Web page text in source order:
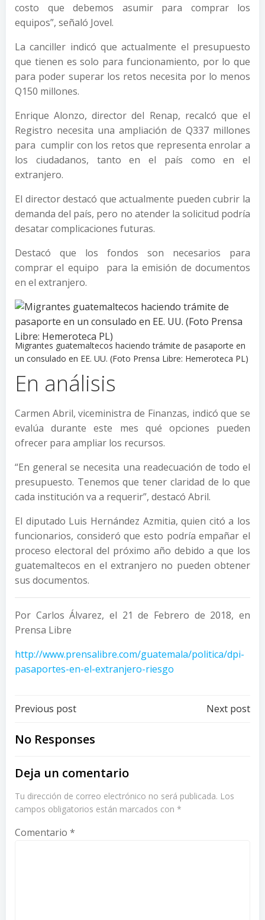
costo que debemos asumir para comprar los
equipos”, señaló Jovel.
La canciller indicó que actualmente el presupuesto
que tienen es solo para funcionamiento, por lo que
para poder superar los retos necesita por lo menos
Q150 millones.
Enrique Alonzo, director del Renap, recalcó que el
Registro necesita una ampliación de Q337 millones
para cumplir con los retos que representa enrolar a
los ciudadanos, tanto en el país como en el
extranjero.
El director destacó que actualmente pueden cubrir la
demanda del país, pero no atender la solicitud podría
desatar complicaciones futuras.
Destacó que los fondos son necesarios para
comprar el equipo para la emisión de documentos
en el extranjero.
Migrantes guatemaltecos haciendo trámite de pasaporte en
un consulado en EE. UU. (Foto Prensa Libre: Hemeroteca PL)
En análisis
Carmen Abril, viceministra de Finanzas, indicó que se
evalúa durante este mes qué opciones pueden
ofrecer para ampliar los recursos.
“En general se necesita una readecuación de todo el
presupuesto. Tenemos que tener claridad de lo que
cada institución va a requerir”, destacó Abril.
El diputado Luis Hernández Azmitia, quien citó a los
funcionarios, consideró que esto podría empañar el
proceso electoral del próximo año debido a que los
guatemaltecos en el extranjero no pueden obtener
sus documentos.
Por Carlos Álvarez, el 21 de Febrero de 2018, en
Prensa Libre
http://www.prensalibre.com/guatemala/politica/dpi-
pasaportes-en-el-extranjero-riesgo
Post
navigation
Previous post Next post
No Responses
Deja un comentario
Tu dirección de correo electrónico no será publicada. Los
campos obligatorios están marcados con *
Comentario *